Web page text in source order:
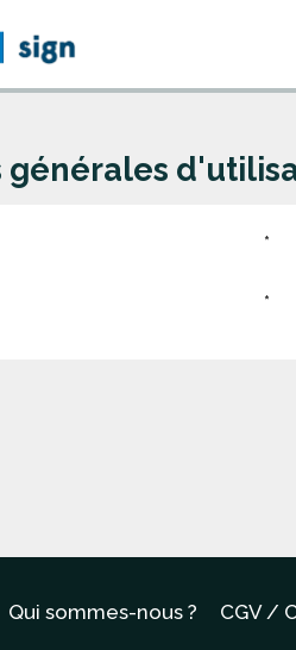
générales
Qui sommes-nous ? CGV /